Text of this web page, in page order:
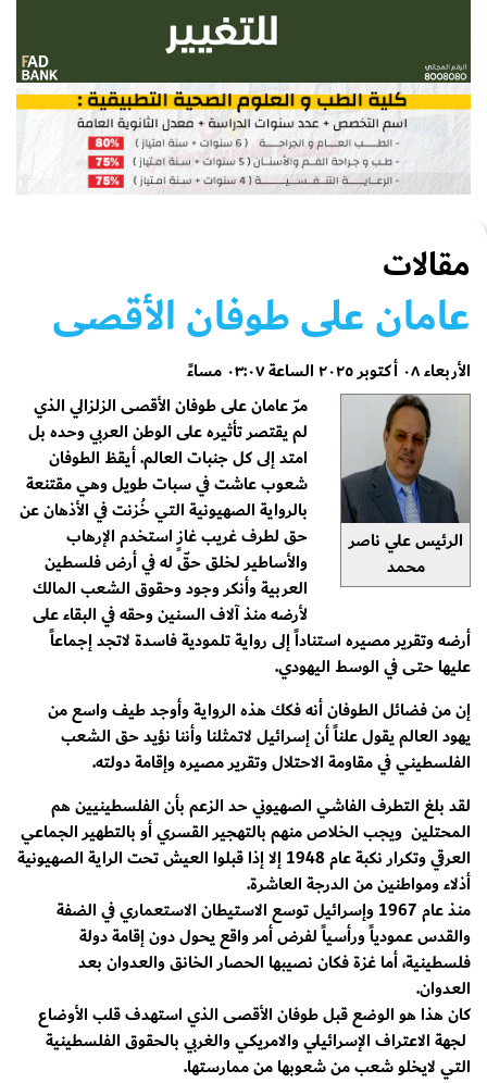
مقالات
عامان على طوفان الأقصى
الأربعاء ٠٨ أكتوبر ٢٠٢٥ الساعة ٠٣:٠٧ مساءً
الرئيس علي ناصر
محمد
مرّ عامان على طوفان الأقصى الزلزالي الذي
لم يقتصر تأثيره على الوطن العربي وحده بل
امتد إلى كل جنبات العالم. أيقظ الطوفان
شعوب عاشت في سبات طويل وهي مقتنعة
بالرواية الصهيونية التي خُزنت في الأذهان عن
حق لطرف غريب غازٍ استخدم الإرهاب
والأساطير لخلق حقّ له في أرض فلسطين
العربية وأنكر وجود وحقوق الشعب المالك
لأرضه منذ آلاف السنين وحقه في البقاء على
أرضه وتقرير مصيره استناداً إلى رواية تلمودية فاسدة لاتجد إجماعاً
عليها حتى في الوسط اليهودي.
إن من فضائل الطوفان أنه فكك هذه الرواية وأوجد طيف واسع من
يهود العالم يقول علناً أن إسرائيل لاتمثلنا وأننا نؤيد حق الشعب
الفلسطيني في مقاومة الاحتلال وتقرير مصيره وإقامة دولته.
لقد بلغ التطرف الفاشي الصهيوني حد الزعم بأن الفلسطينيين هم
المحتلين ويجب الخلاص منهم بالتهجير القسري أو بالتطهير الجماعي
العرقي وتكرار نكبة عام 1948 إلا إذا قبلوا العيش تحت الراية الصهيونية
أذلاء ومواطنين من الدرجة العاشرة.
منذ عام 1967 وإسرائيل توسع الاستيطان الاستعماري في الضفة
والقدس عمودياً ورأسياً لفرض أمر واقع يحول دون إقامة دولة
فلسطينية، أما غزة فكان نصيبها الحصار الخانق والعدوان بعد
العدوان.
كان هذا هو الوضع قبل طوفان الأقصى الذي استهدف قلب الأوضاع
لجهة الاعتراف الإسرائيلي والامريكي والغربي بالحقوق الفلسطينية
التي لايخلو شعب من شعوبها من ممارستها.